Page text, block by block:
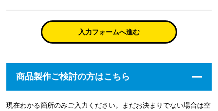
入力フォームへ進む
商品製作ご検討の方はこちら
現在わかる箇所のみご入力ください。まだお決まりでない場合は空